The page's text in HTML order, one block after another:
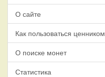
О сайте
Как пользоваться ценником
О поиске монет
Статистика